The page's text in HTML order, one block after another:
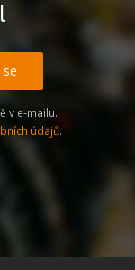
v e-mailu.
údajů.